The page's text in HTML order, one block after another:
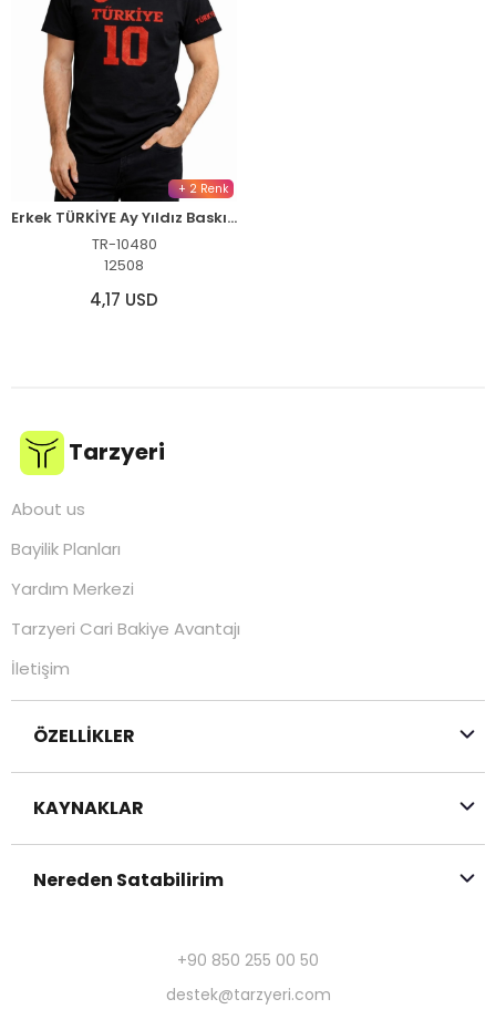
+ 2 Renk
Erkek TÜRKİYE Ay Yıldız Baskılı 10 Numara Forma Tişört Taraftar T-Shirt - Siyah
TR-10480
12508
4,17 USD
Tarzyeri
About us
Bayilik Planları
Yardım Merkezi
Tarzyeri Cari Bakiye Avantajı
İletişim
ÖZELLİKLER
KAYNAKLAR
Nereden Satabilirim
+90 850 255 00 50
destek@tarzyeri.com